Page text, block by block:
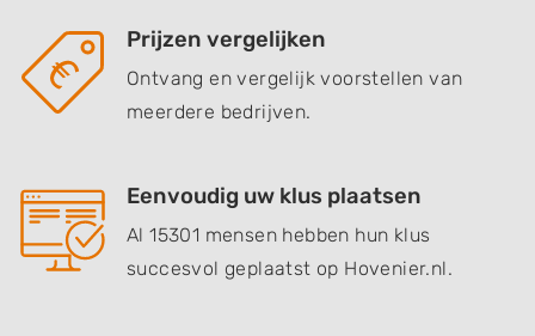
Prijzen vergelijken
Ontvang en vergelijk voorstellen van
meerdere bedrijven.
Eenvoudig uw klus plaatsen
Al 15301 mensen hebben hun klus
succesvol geplaatst op Hovenier.nl.